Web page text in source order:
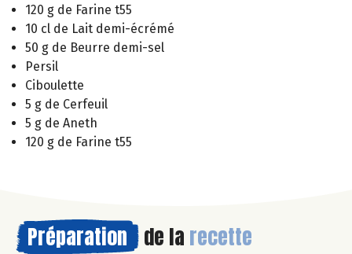
120 g de Farine t55
10 cl de Lait demi-écrémé
50 g de Beurre demi-sel
Persil
Ciboulette
5 g de Cerfeuil
5 g de Aneth
120 g de Farine t55
Préparation de la recette